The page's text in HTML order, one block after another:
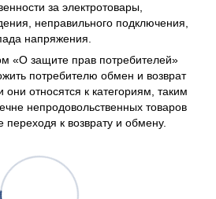
за электротовары,
неправильного подключения,
напряжения.
«О защите прав потребителей»
потребителю обмен и возврат
они относятся к категориям, таким
непродовольственных товаров
переходя к возврату и обмену.